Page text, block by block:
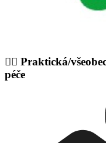
👩‍⚕️ Praktická/
péče